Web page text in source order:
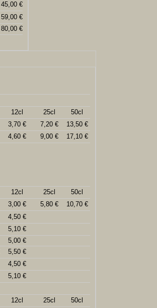
45,00 €
59,00 €
80,00 €
12cl 25cl
50cl
3,70 € 7,20 €
13,50 €
4,60 € 9,00 € 17,10 €
12cl 25cl
50cl
3,00 € 5,80 €
10,70 €
4,50 €
5,10 €
5,00 €
5,50 €
4,50 €
5,10 €
12cl 25cl
50cl